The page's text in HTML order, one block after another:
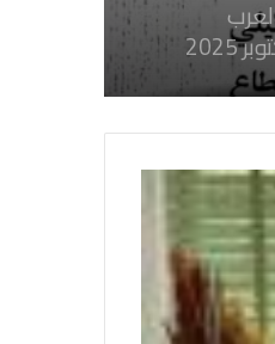
فى
يطالب
العربية